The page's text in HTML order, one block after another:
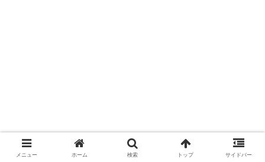
メニュー ホーム 検索 トップ サイドバー